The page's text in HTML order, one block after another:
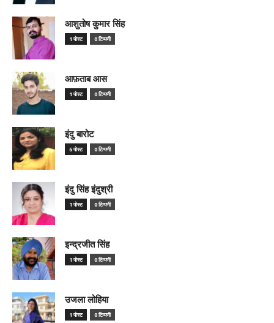
आशुतोष कुमार सिंह
1 पोस्ट 0 टिप्पणी
आफ़ताब आस
1 पोस्ट 0 टिप्पणी
इंदु बारोट
6 पोस्ट 0 टिप्पणी
इंदु सिंह इंदुश्री
1 पोस्ट 0 टिप्पणी
इन्द्रजीत सिंह
1 पोस्ट 0 टिप्पणी
उजला लोहिया
1 पोस्ट 0 टिप्पणी